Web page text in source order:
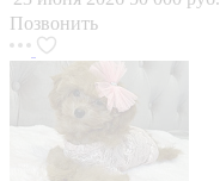
Позвонить